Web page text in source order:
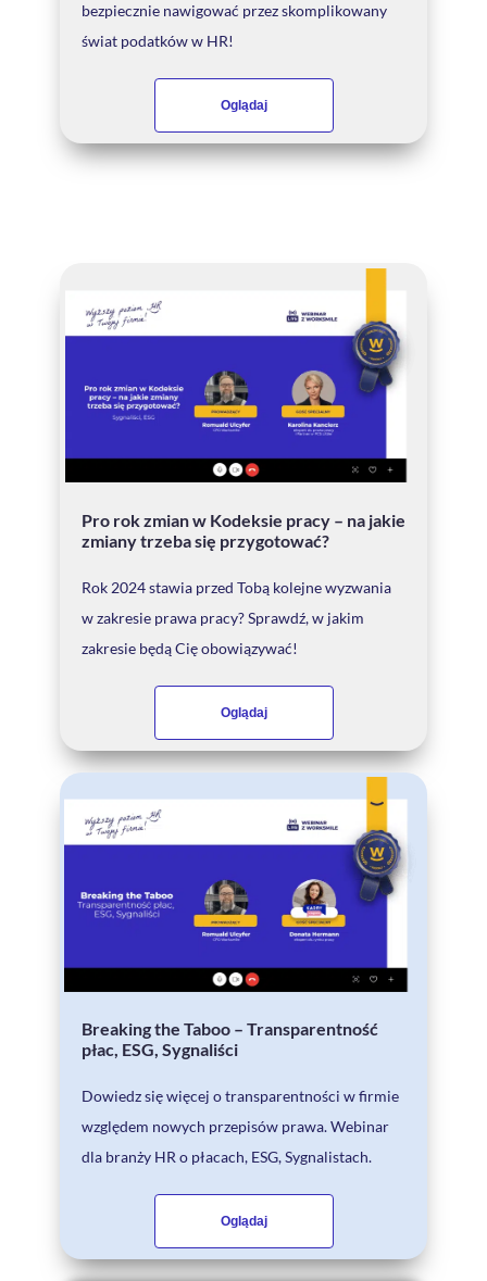
bezpiecznie nawigować przez skomplikowany
świat podatków w HR!
Oglądaj
Pro rok zmian w Kodeksie pracy – na jakie
zmiany trzeba się przygotować?
Rok 2024 stawia przed Tobą kolejne wyzwania
w zakresie prawa pracy? Sprawdź, w jakim
zakresie będą Cię obowiązywać!
Oglądaj
Breaking the Taboo – Transparentność
płac, ESG, Sygnaliści
Dowiedz się więcej o transparentności w firmie
względem nowych przepisów prawa. Webinar
dla branży HR o płacach, ESG, Sygnalistach.
Oglądaj